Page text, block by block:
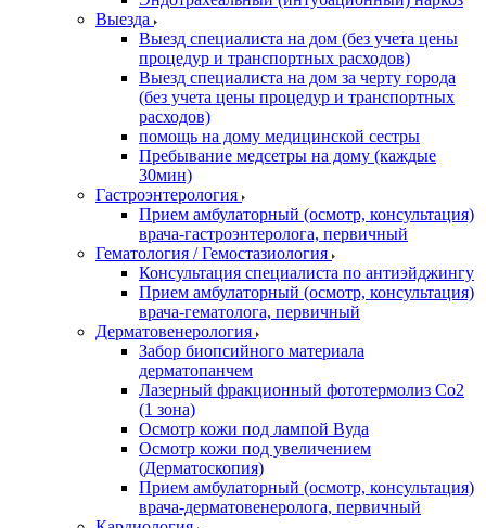
Выезда
Выезд специалиста на дом (без учета цены
процедур и транспортных расходов)
Выезд специалиста на дом за черту города
(без учета цены процедур и транспортных
расходов)
помощь на дому медицинской сестры
Пребывание медсетры на дому (каждые
30мин)
Гастроэнтерология
Прием амбулаторный (осмотр, консультация)
врача-гастроэнтеролога, первичный
Гематология / Гемостазиология
Консультация специалиста по антиэйджингу
Прием амбулаторный (осмотр, консультация)
врача-гематолога, первичный
Дерматовенерология
Забор биопсийного материала
дерматопанчем
Лазерный фракционный фототермолиз Со2
(1 зона)
Осмотр кожи под лампой Вуда
Осмотр кожи под увеличением
(Дерматоскопия)
Прием амбулаторный (осмотр, консультация)
врача-дерматовенеролога, первичный